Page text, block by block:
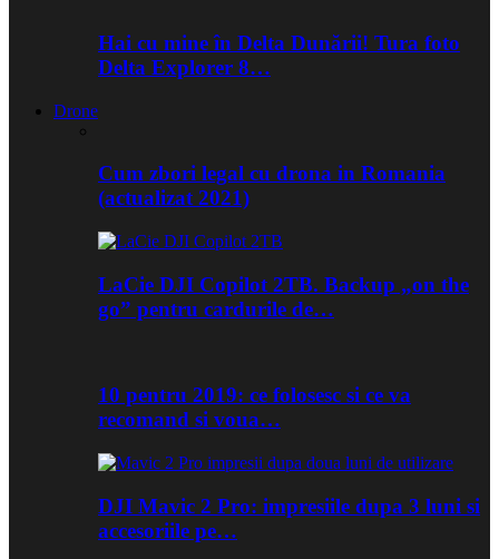
Hai cu mine în Delta Dunării! Tura foto
Delta Explorer 8…
Drone
Cum zbori legal cu drona in Romania
(actualizat 2021)
LaCie DJI Copilot 2TB. Backup „on the
go” pentru cardurile de…
10 pentru 2019: ce folosesc si ce va
recomand si voua…
DJI Mavic 2 Pro: impresiile dupa 3 luni si
accesoriile pe…